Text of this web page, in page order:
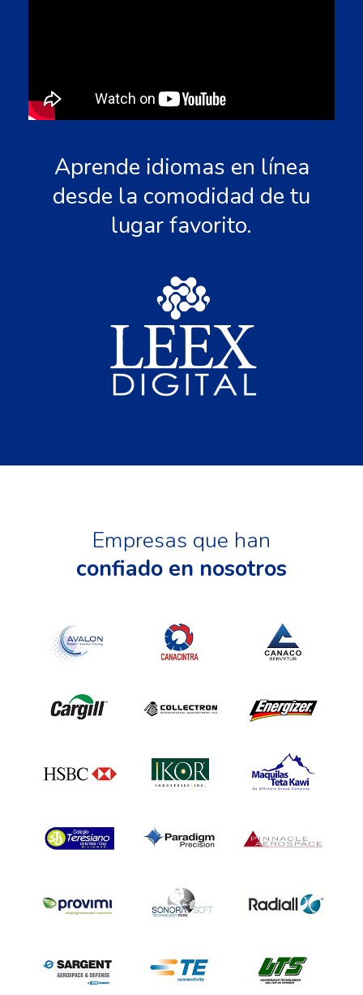
Aprende idiomas en línea
desde la comodidad de tu
lugar favorito.
Empresas que han
confiado en nosotros